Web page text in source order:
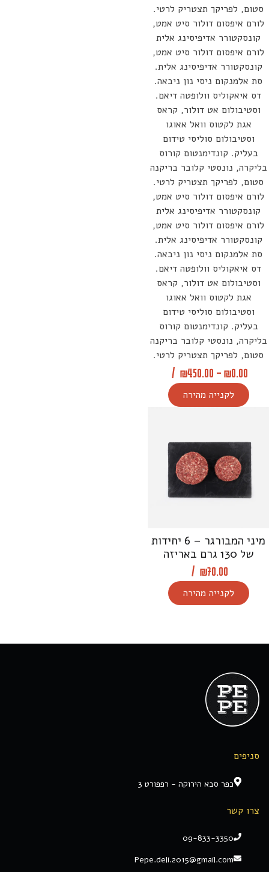
סטום, לפריקך תצטריק לרטי.
לורם איפסום דולור סיט אמט,
קונסקטורר אדיפיסינג אלית
לורם איפסום דולור סיט אמט,
קונסקטורר אדיפיסינג אלית.
סת אלמנקום ניסי נון ניבאה.
דס איאקוליס וולופטה דיאם.
וסטיבולום אט דולור, קראס
אגת לקטוס וואל אאוגו
וסטיבולום סוליסי טידום
בעליק. קונדימנטום קורוס
בליקרה, נונסטי קלובר בריקנה
סטום, לפריקך תצטריק לרטי.
לורם איפסום דולור סיט אמט,
קונסקטורר אדיפיסינג אלית
לורם איפסום דולור סיט אמט,
קונסקטורר אדיפיסינג אלית.
סת אלמנקום ניסי נון ניבאה.
דס איאקוליס וולופטה דיאם.
וסטיבולום אט דולור, קראס
אגת לקטוס וואל אאוגו
וסטיבולום סוליסי טידום
בעליק. קונדימנטום קורוס
בליקרה, נונסטי קלובר בריקנה
סטום, לפריקך תצטריק לרטי.
₪0.00
–
₪450.00
/
לקנייה מהירה
מיני המבורגר – 6 יחידות
של 130 גרם באריזה
₪70.00
/
לקנייה מהירה
סניפים
כפר סבא הירוקה - רפפורט 3
צרו קשר
09-833-3350
Pepe.deli.2015@gmail.com